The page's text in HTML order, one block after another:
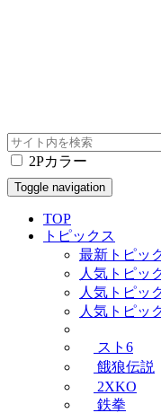
2Pカラー
Toggle navigation
TOP
トピックス
最新トピッ
人気トピッ
人気トピッ
人気トピッ
スト6
餓狼伝説
2XKO
鉄拳